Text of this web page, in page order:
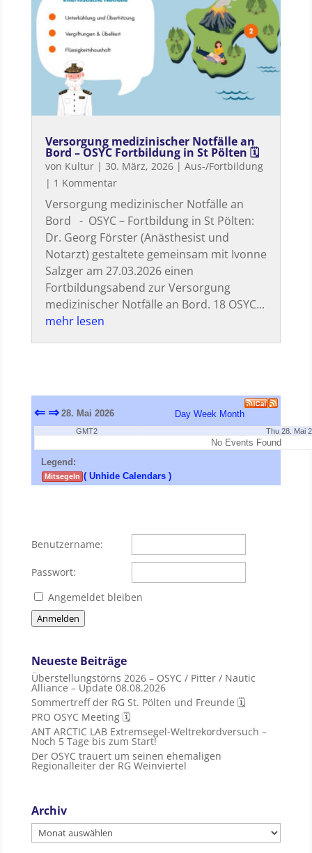
Versorgung medizinischer Notfälle an
Bord – OSYC Fortbildung in St Pölten 🗓
von Kultur| 30. März, 2026| Aus-/Fortbildung
| 1 Kommentar
Versorgung medizinischer Notfälle an
Bord - OSYC – Fortbildung in St Pölten:
Dr. Georg Förster (Anästhesist und
Notarzt) gestaltete gemeinsam mit Ivonne
Salzger am 27.03.2026 einen
Fortbildungsabend zur Versorgung
medizinischer Notfälle an Bord. 18 OSYC...
mehr lesen
⇐ ⇒ 28. Mai 2026 Day Week Month
GMT2 Thu 28. Mai
No Events Found
Legend:
Mitsegeln ( Unhide Calendars )
Benutzername:
Passwort:
Angemeldet bleiben
Anmelden
Neueste Beiträge
Überstellungstörns 2026 – OSYC / Pitter / Nautic
Alliance – Update 08.08.2026
Sommertreff der RG St. Pölten und Freunde 🗓
PRO OSYC Meeting 🗓
ANT ARCTIC LAB Extremsegel-Weltrekordversuch –
Noch 5 Tage bis zum Start!
Der OSYC trauert um seinen ehemaligen
Regionalleiter der RG Weinviertel
Archiv
Archiv